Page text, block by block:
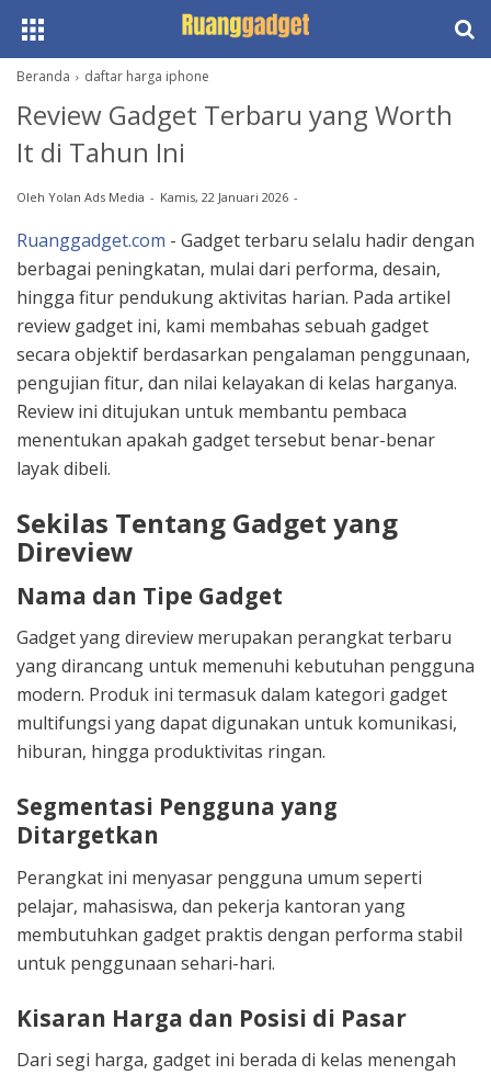
Beranda daftar harga iphone
Review Gadget Terbaru yang Worth
It di Tahun Ini
Oleh Yolan Ads Media Kamis, 22 Januari 2026
Ruanggadget.com - Gadget terbaru selalu hadir dengan
berbagai peningkatan, mulai dari performa, desain,
hingga fitur pendukung aktivitas harian. Pada artikel
review gadget ini, kami membahas sebuah gadget
secara objektif berdasarkan pengalaman penggunaan,
pengujian fitur, dan nilai kelayakan di kelas harganya.
Review ini ditujukan untuk membantu pembaca
menentukan apakah gadget tersebut benar-benar
layak dibeli.
Sekilas Tentang Gadget yang
Direview
Nama dan Tipe Gadget
Gadget yang direview merupakan perangkat terbaru
yang dirancang untuk memenuhi kebutuhan pengguna
modern. Produk ini termasuk dalam kategori gadget
multifungsi yang dapat digunakan untuk komunikasi,
hiburan, hingga produktivitas ringan.
Segmentasi Pengguna yang
Ditargetkan
Perangkat ini menyasar pengguna umum seperti
pelajar, mahasiswa, dan pekerja kantoran yang
membutuhkan gadget praktis dengan performa stabil
untuk penggunaan sehari-hari.
Kisaran Harga dan Posisi di Pasar
Dari segi harga, gadget ini berada di kelas menengah